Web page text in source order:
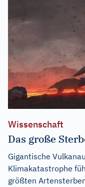
Wissenschaft
Das große
Gigantische
Klimakatastrophe
größten